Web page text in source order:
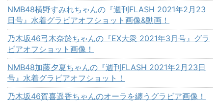
NMB48横野すみれちゃんの『週刊FLASH 2021年2月23
日号』水着グラビアオフショット画像&動画！
乃木坂46弓木奈於ちゃんの『EX大衆 2021年3月号』グラ
ビアオフショット画像！
NMB48加藤夕夏ちゃんの『週刊FLASH 2021年2月23日
号』水着グラビアオフショット！
乃木坂46賀喜遥香ちゃんのオーラを纏うグラビア画像！